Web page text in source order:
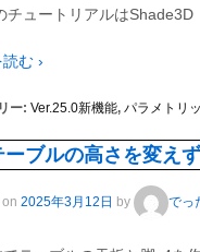
チュートリアルはShade3D
む ›
ー: Ver.25.0新機能, パラメトリ
ーブルの高さを変え
on 2025年3月12日 by でっ